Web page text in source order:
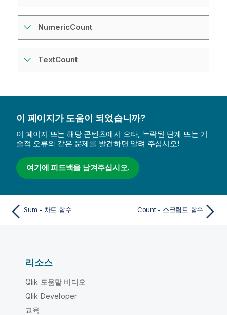
NumericCount
TextCount
이 페이지가 도움이 되었습니까?
이 페이지 또는 해당 콘텐츠에서 오타, 누락된 단계 또는 기
술적 오류와 같은 문제를 발견하면 알려 주십시오!
여기에 피드백을 남겨주십시오.
Sum - 차트 함수 Count - 스크립트 함수
리소스
Qlik 도움말 비디오
Qlik Developer
교육